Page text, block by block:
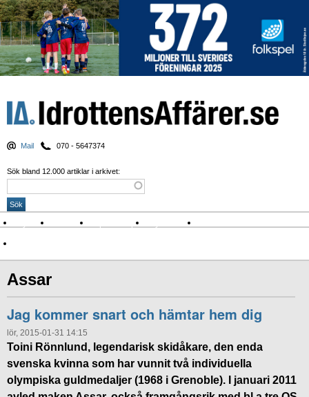
Mail 070 - 5647374
Sök bland 12.000 artiklar i arkivet:
Nyheter Krönikor Sport & spel Nyhetsbrev
Assar
Jag kommer snart och hämtar hem dig
lör, 2015-01-31 14:15
Toini Rönnlund, legendarisk skidåkare, den enda
svenska kvinna som har vunnit två individuella
olympiska guldmedaljer (1968 i Grenoble). I januari 2011